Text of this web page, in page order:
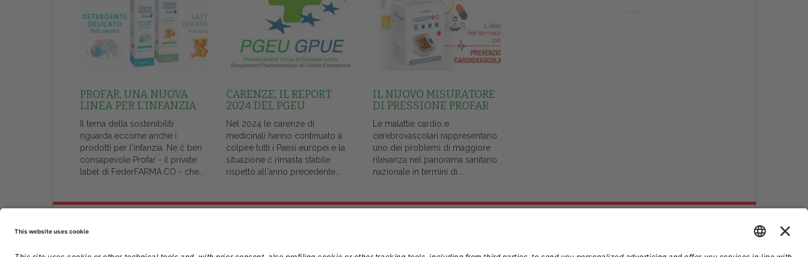
PROFAR, UNA NUOVA
LINEA PER L’INFANZIA
Il tema della sostenibilitŕ
riguarda eccome anche i
prodotti per l'infanzia. Ne č ben
consapevole Profar - il private
label di FederFARMA.CO - che...
CARENZE, IL REPORT
2024 DEL PGEU
Nel 2024 le carenze di
medicinali hanno continuato a
colpire tutti i Paesi europei e la
situazione č rimasta stabile
rispetto all'anno precedente...
IL NUOVO MISURATORE
DI PRESSIONE PROFAR
Le malattie cardio e
cerebrovascolari rappresentano
uno dei problemi di maggiore
rilevanza nel panorama sanitario
nazionale in termini di...